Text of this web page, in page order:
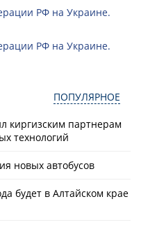
РФ на Украине.
РФ на Украине.
ПОПУЛЯРНОЕ
киргизским партнерам
технологий
новых автобусов
будет в Алтайском крае